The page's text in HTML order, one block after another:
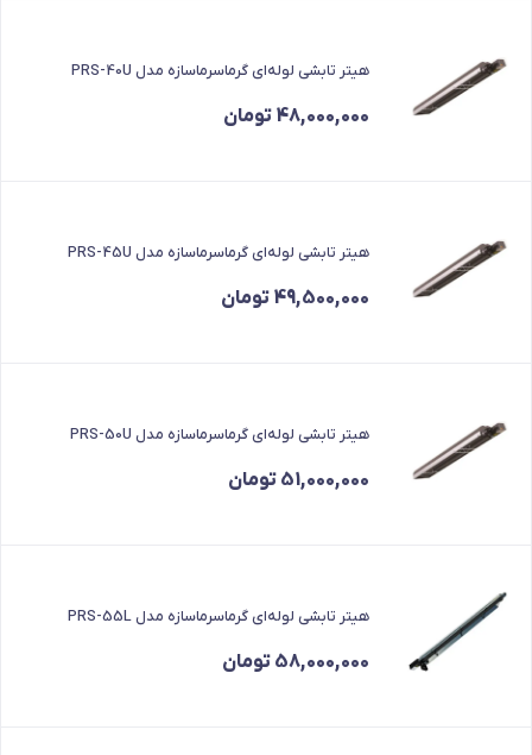
هیتر تابشی لوله‌ای گرماسرماسازه مدل PRS-40U
48,000,000 تومان
هیتر تابشی لوله‌ای گرماسرماسازه مدل PRS-45U
49,500,000 تومان
هیتر تابشی لوله‌ای گرماسرماسازه مدل PRS-50U
51,000,000 تومان
هیتر تابشی لوله‌ای گرماسرماسازه مدل PRS-55L
58,000,000 تومان